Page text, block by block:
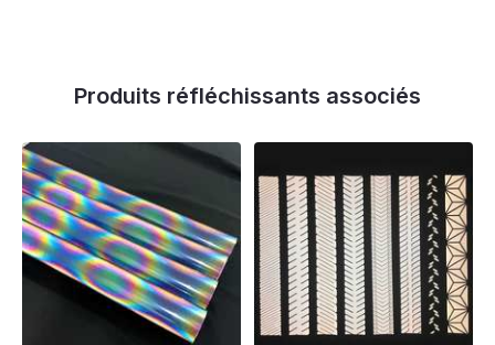
Produits réfléchissants associés